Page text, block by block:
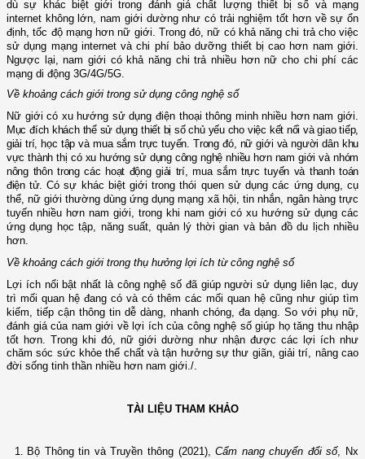
dù sự khác biệt giới trong đánh giá chất lượng thiết bị số và mạng
internet không lớn, nam giới dường như có trải nghiệm tốt hơn về sự ổn
định, tốc độ mạng hơn nữ giới. Trong đó, nữ có khả năng chi trả cho việc
sử dụng mạng internet và chi phí bảo dưỡng thiết bị cao hơn nam giới.
Ngược lại, nam giới có khả năng chi trả nhiều hơn nữ cho chi phí các
mạng di động 3G/4G/5G.
Về khoảng cách giới trong sử dụng công nghệ số
Nữ giới có xu hướng sử dụng điện thoại thông minh nhiều hơn nam giới.
Mục đích khách thể sử dụng thiết bị số chủ yếu cho việc kết nối và giao tiếp,
giải trí, học tập và mua sắm trực tuyến. Trong đó, nữ giới và người dân khu
vực thành thị có xu hướng sử dụng công nghệ nhiều hơn nam giới và nhóm
nông thôn trong các hoạt động giải trí, mua sắm trực tuyến và thanh toán
điện tử.Có sự khác biệt giới trong thói quen sử dụng các ứng dụng, cụ
thể, nữ giới thường dùng ứng dụng mạng xã hội, tin nhắn, ngân hàng trực
tuyến nhiều hơn nam giới, trong khi nam giới có xu hướng sử dụng các
ứng dụng học tập, năng suất, quản lý thời gian và bản đồ du lịch nhiều
hơn.
Về khoảng cách giới trong thụ hưởng lợi ích từ công nghệ số
Lợi ích nổi bật nhất là công nghệ số đã giúp người sử dụng liên lạc, duy
trì mối quan hệ đang có và có thêm các mối quan hệ cũng như giúp tìm
kiếm, tiếp cận thông tin dễ dàng, nhanh chóng, đa dạng. So với phụ nữ,
đánh giá của nam giới về lợi ích của công nghệ số giúp họ tăng thu nhập
tốt hơn. Trong khi đó, nữ giới dường như nhận được các lợi ích như
chăm sóc sức khỏe thể chất và tận hưởng sự thư giãn, giải trí, nâng cao
đời sống tinh thần nhiều hơn nam giới./.
TÀI LIỆU THAM KHẢO
Bộ Thông tin và Truyền thông (2021),Cẩm nang chuyển đổi số, Nx